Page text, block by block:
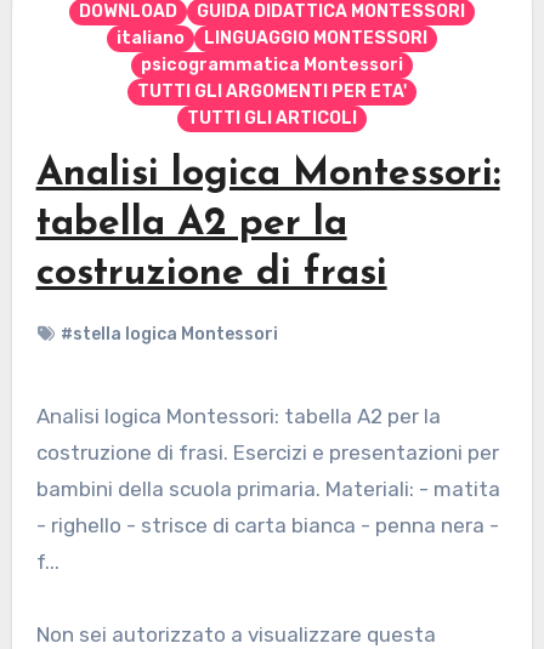
DOWNLOAD
GUIDA DIDATTICA MONTESSORI
italiano
LINGUAGGIO MONTESSORI
psicogrammatica Montessori
TUTTI GLI ARGOMENTI PER ETA'
TUTTI GLI ARTICOLI
Analisi logica Montessori:
tabella A2 per la
costruzione di frasi
#stella logica Montessori
Analisi logica Montessori: tabella A2 per la
costruzione di frasi. Esercizi e presentazioni per
bambini della scuola primaria. Materiali: - matita
- righello - strisce di carta bianca - penna nera -
f...
Non sei autorizzato a visualizzare questa